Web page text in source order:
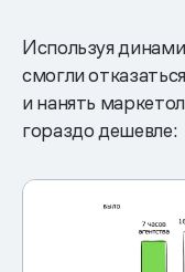
Используя
смогли
и нанять
гораздо дешевле: